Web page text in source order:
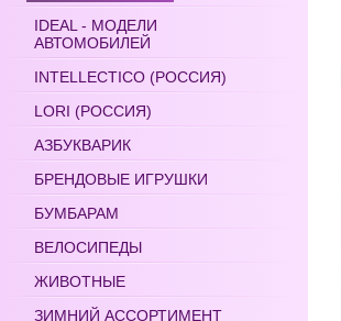
IDEAL - МОДЕЛИ
АВТОМОБИЛЕЙ
INTELLECTICO (РОССИЯ)
LORI (РОССИЯ)
АЗБУКВАРИК
БРЕНДОВЫЕ ИГРУШКИ
БУМБАРАМ
ВЕЛОСИПЕДЫ
ЖИВОТНЫЕ
ЗИМНИЙ АССОРТИМЕНТ